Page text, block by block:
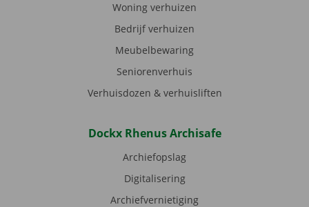
Woning verhuizen
Bedrijf verhuizen
Meubelbewaring
Seniorenverhuis
Verhuisdozen & verhuisliften
Dockx Rhenus Archisafe
Archiefopslag
Digitalisering
Archiefvernietiging